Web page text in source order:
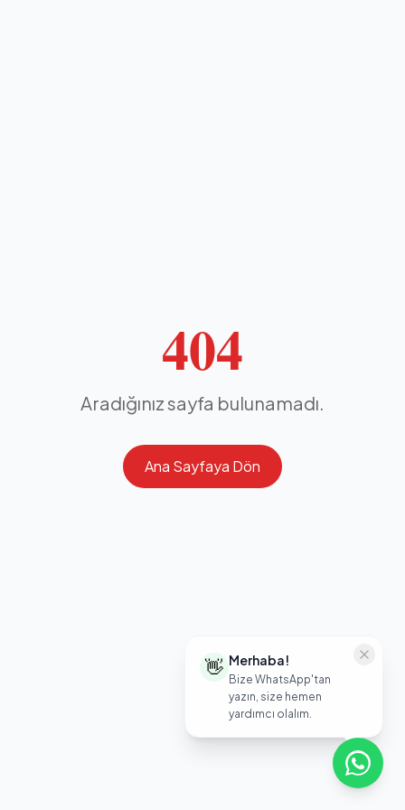
👋 Merhaba!
Bize WhatsApp'tan
yazın, size hemen
yardımcı olalım.
404
Aradığınız sayfa bulunamadı.
Ana Sayfaya Dön